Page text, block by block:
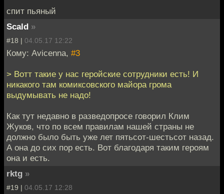
спит пьяный
Scald »
#18 | 04.05.17 12:22
Кому: Avicenna, #3
> Вотт такие у нас геройские сотрудники есть! И
никакого там комиксовского майора грома
выдумывать не надо!
Как тут недавно в разведопросе говорил Клим
Жуков, что по всем правилам нашей страны не
должно было быть уже лет пятьсот-шестьсот назад.
А она до сих пор есть. Вот благодаря таким героям
она и есть.
rktg »
#19 | 04.05.17 12:28